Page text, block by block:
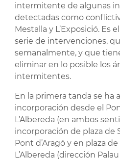
intermitente de algunas
detectadas como
Mestalla y L’Exposició. Es
serie de intervenciones,
semanalmente, y que
eliminar en lo posible los
intermitentes.
En la primera tanda se ha
incorporación desde el
L’Albereda (en ambos
incorporación de plaza de
Pont d’Aragó y en plaza
L’Albereda (dirección